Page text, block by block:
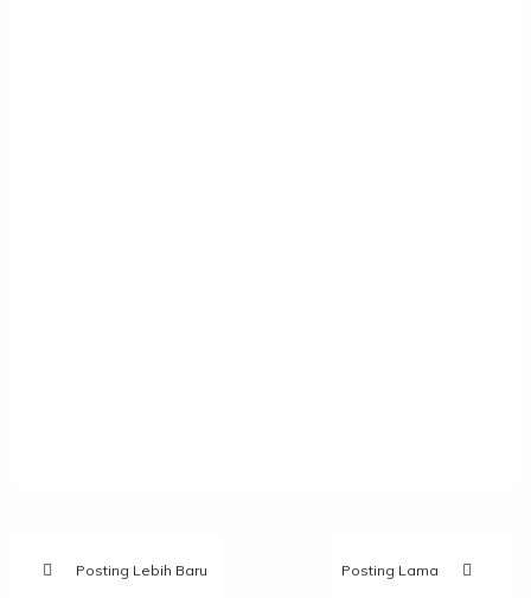
Posting Lebih Baru Posting Lama